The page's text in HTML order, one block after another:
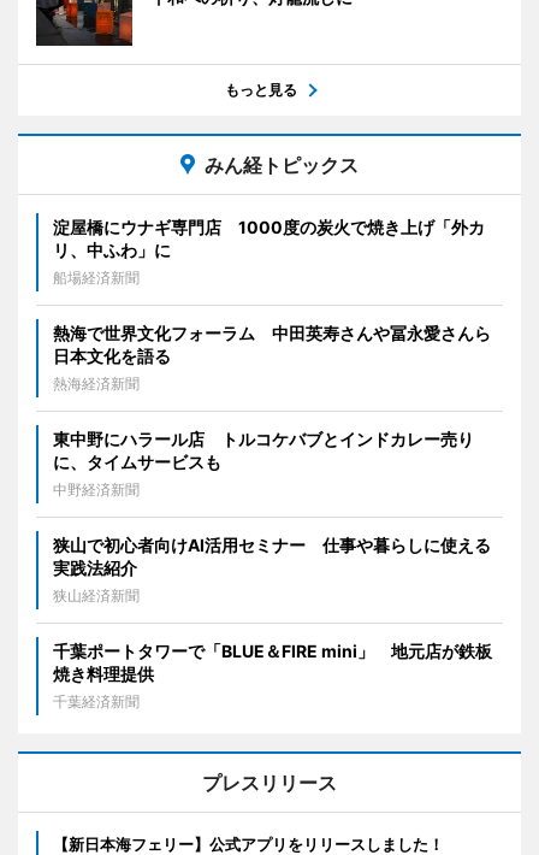
もっと見る
みん経トピックス
淀屋橋にウナギ専門店 1000度の炭火で焼き上げ「外カ
リ、中ふわ」に
船場経済新聞
熱海で世界文化フォーラム 中田英寿さんや冨永愛さんら
日本文化を語る
熱海経済新聞
東中野にハラール店 トルコケバブとインドカレー売り
に、タイムサービスも
中野経済新聞
狭山で初心者向けAI活用セミナー 仕事や暮らしに使える
実践法紹介
狭山経済新聞
千葉ポートタワーで「BLUE＆FIRE mini」 地元店が鉄板
焼き料理提供
千葉経済新聞
プレスリリース
【新日本海フェリー】公式アプリをリリースしました！